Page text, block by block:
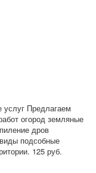
услуг Предлагаем
огород земляные
дров
подсобные
125 руб.